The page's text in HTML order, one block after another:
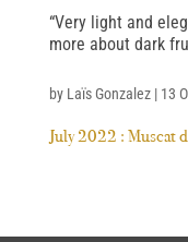
July 2022 : Muscat
by Laïs Gonzalez| 13
“Very light and
more about dark